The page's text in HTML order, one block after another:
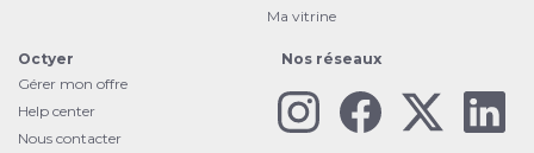
Ma vitrine
Octyer
Gérer mon offre
Help center
Nous contacter
Nos réseaux